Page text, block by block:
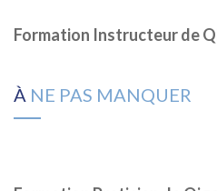
Formation Instructeur de
À NE PAS MANQUER